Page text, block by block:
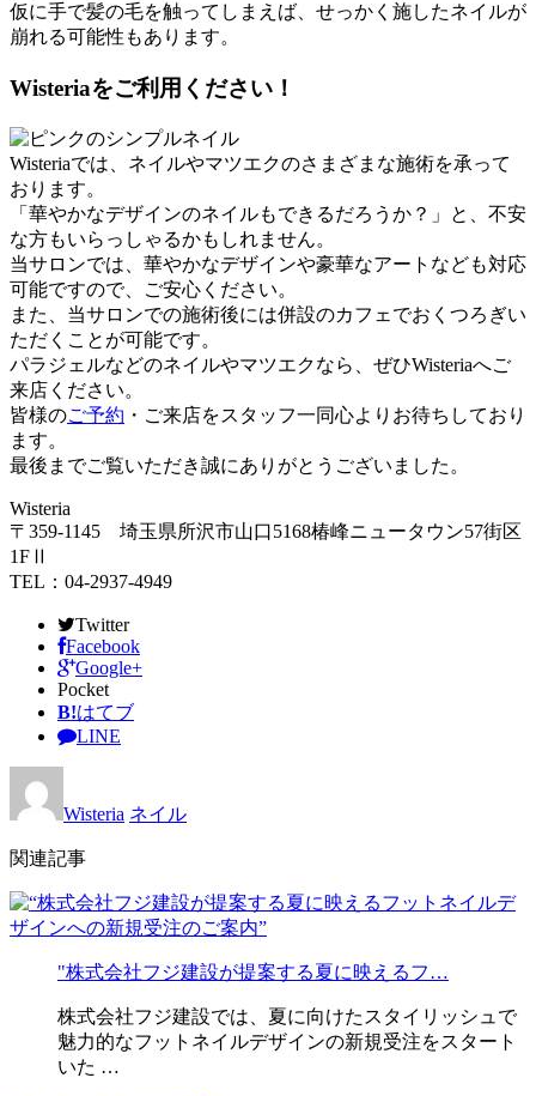
仮に手で髪の毛を触ってしまえば、せっかく施したネイルが
崩れる可能性もあります。
Wisteriaをご利用ください！
Wisteriaでは、ネイルやマツエクのさまざまな施術を承って
おります。
「華やかなデザインのネイルもできるだろうか？」と、不安
な方もいらっしゃるかもしれません。
当サロンでは、華やかなデザインや豪華なアートなども対応
可能ですので、ご安心ください。
また、当サロンでの施術後には併設のカフェでおくつろぎい
ただくことが可能です。
パラジェルなどのネイルやマツエクなら、ぜひWisteriaへご
来店ください。
皆様のご予約 ・ご来店をスタッフ一同心よりお待ちしており
ます。
最後までご覧いただき誠にありがとうございました。
Wisteria
〒359-1145 埼玉県所沢市山口5168椿峰ニュータウン57街区
1FⅡ
TEL：04-2937-4949
Twitter
Facebook
Google+
Pocket
B!はてブ
LINE
Wisteria ネイル
関連記事
"株式会社フジ建設が提案する夏に映えるフ…
株式会社フジ建設では、夏に向けたスタイリッシュで
魅力的なフットネイルデザインの新規受注をスタート
いた …